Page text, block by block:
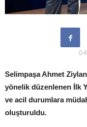
Selimpaşa Ahmet
yönelik düzenlenen İlk
ve acil durumlara
oluşturuldu.